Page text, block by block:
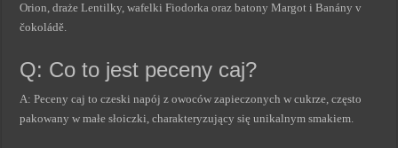
Orion, draże Lentilky, wafelki Fiodorka oraz batony Margot i Banány v
čokoládě.
Q: Co to jest peceny caj?
A: Peceny caj to czeski napój z owoców zapieczonych w cukrze, często
pakowany w małe słoiczki, charakteryzujący się unikalnym smakiem.